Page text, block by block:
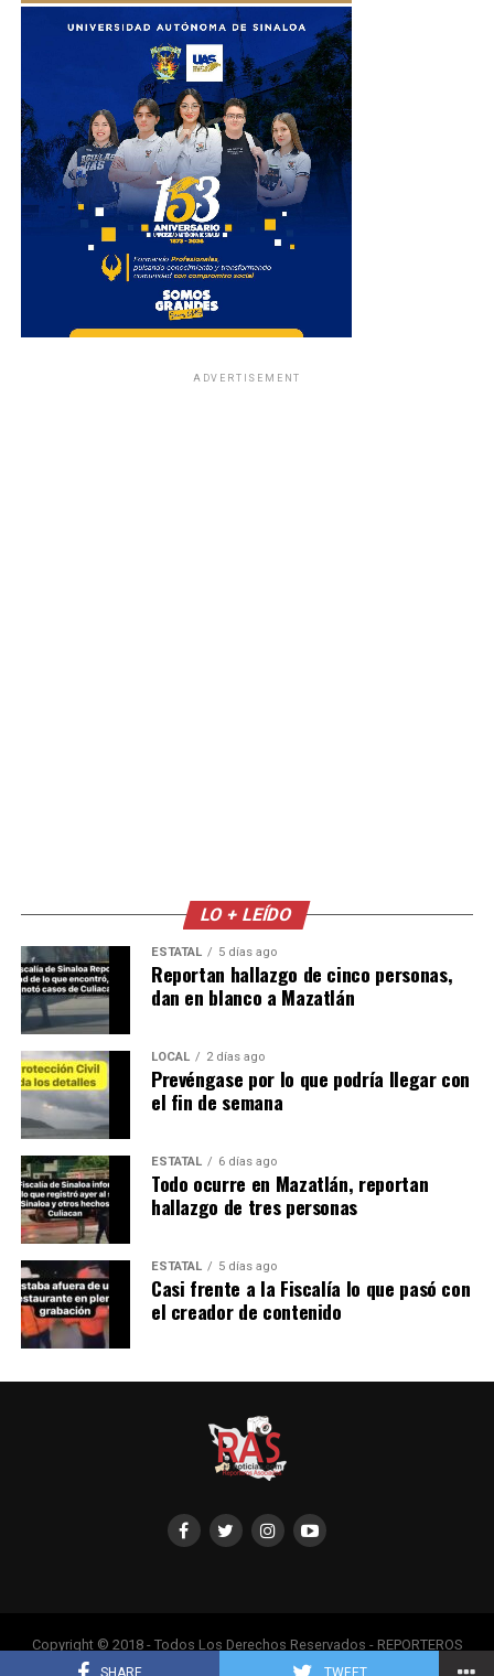
SHARE TWEET
ADVERTISEMENT
LO + LEÍDO
ESTATAL 5 días ago
Reportan hallazgo de cinco personas,
dan en blanco a Mazatlán
LOCAL 2 días ago
Prevéngase por lo que podría llegar con
el fin de semana
ESTATAL 6 días ago
Todo ocurre en Mazatlán, reportan
hallazgo de tres personas
ESTATAL 5 días ago
Casi frente a la Fiscalía lo que pasó con
el creador de contenido
Copyright © 2018 - Todos Los Derechos Reservados - REPORTEROS
ASOCIADOS, Adaptado por Servipub.